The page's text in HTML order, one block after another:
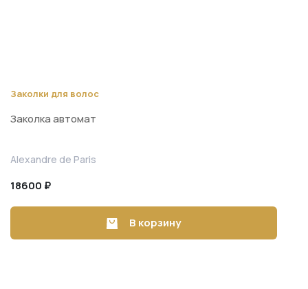
Заколки для волос
Заколка автомат
Alexandre de Paris
18600 ₽
В корзину